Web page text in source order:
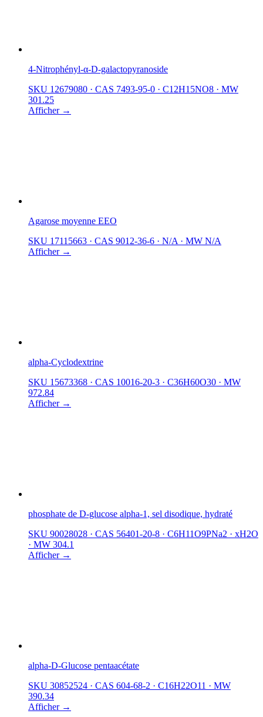
4-Nitrophényl-α-D-galactopyranoside
SKU 12679080 · CAS 7493-95-0 · C12H15NO8 · MW
301.25
Afficher →
Agarose moyenne EEO
SKU 17115663 · CAS 9012-36-6 · N/A · MW N/A
Afficher →
alpha-Cyclodextrine
SKU 15673368 · CAS 10016-20-3 · C36H60O30 · MW
972.84
Afficher →
phosphate de D-glucose alpha-1, sel disodique, hydraté
SKU 90028028 · CAS 56401-20-8 · C6H11O9PNa2 · xH2O
· MW 304.1
Afficher →
alpha-D-Glucose pentaacétate
SKU 30852524 · CAS 604-68-2 · C16H22O11 · MW
390.34
Afficher →